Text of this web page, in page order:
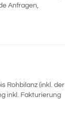
Anfragen,
Rohbilanz (inkl. der
inkl. Fakturierung